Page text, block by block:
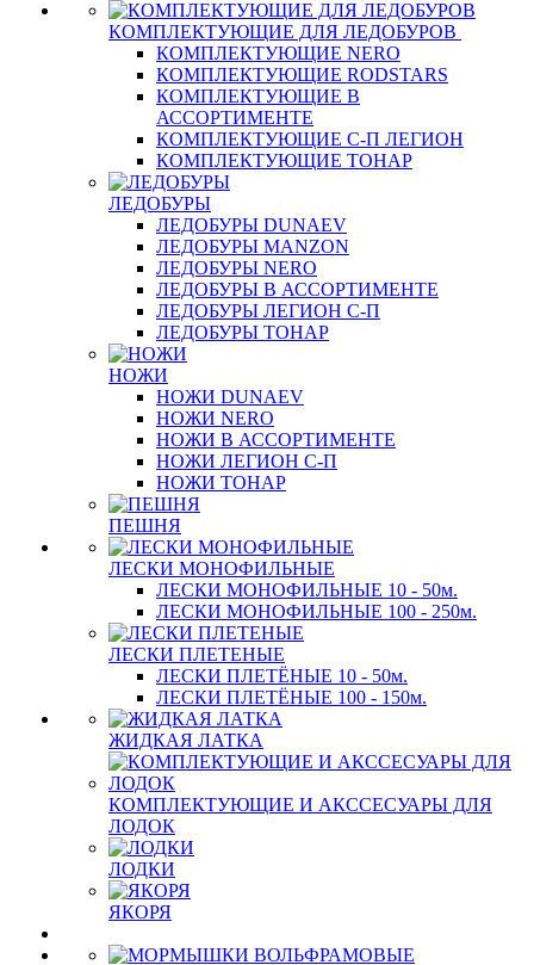
КОМПЛЕКТУЮЩИЕ ДЛЯ ЛЕДОБУРОВ
КОМПЛЕКТУЮЩИЕ NERO
КОМПЛЕКТУЮЩИЕ RODSTARS
КОМПЛЕКТУЮЩИЕ В
АССОРТИМЕНТЕ
КОМПЛЕКТУЮЩИЕ С-П ЛЕГИОН
КОМПЛЕКТУЮЩИЕ ТОНАР
ЛЕДОБУРЫ
ЛЕДОБУРЫ DUNAEV
ЛЕДОБУРЫ MANZON
ЛЕДОБУРЫ NERO
ЛЕДОБУРЫ В АССОРТИМЕНТЕ
ЛЕДОБУРЫ ЛЕГИОН С-П
ЛЕДОБУРЫ ТОНАР
НОЖИ
НОЖИ DUNAEV
НОЖИ NERO
НОЖИ В АССОРТИМЕНТЕ
НОЖИ ЛЕГИОН С-П
НОЖИ ТОНАР
ПЕШНЯ
ЛЕСКИ МОНОФИЛЬНЫЕ
ЛЕСКИ МОНОФИЛЬНЫЕ 10 - 50м.
ЛЕСКИ МОНОФИЛЬНЫЕ 100 - 250м.
ЛЕСКИ ПЛЕТЕНЫЕ
ЛЕСКИ ПЛЕТЁНЫЕ 10 - 50м.
ЛЕСКИ ПЛЕТЁНЫЕ 100 - 150м.
ЖИДКАЯ ЛАТКА
КОМПЛЕКТУЮЩИЕ И АКССЕСУАРЫ ДЛЯ
ЛОДОК
ЛОДКИ
ЯКОРЯ